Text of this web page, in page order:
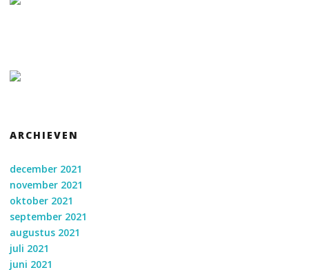
ARCHIEVEN
december 2021
november 2021
oktober 2021
september 2021
augustus 2021
juli 2021
juni 2021